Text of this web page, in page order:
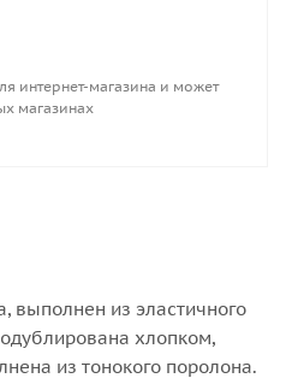
интернет-магазина и может
магазинах
выполнен из эластичного
хлопком,
из тонокого поролона.